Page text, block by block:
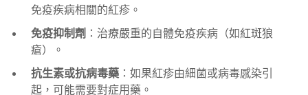
免疫疾病相關的紅疹。
免疫抑制劑 ：治療嚴重的自體免疫疾病（如紅斑狼
瘡）。
抗生素或抗病毒藥 ：如果紅疹由細菌或病毒感染引
起，可能需要對症用藥。